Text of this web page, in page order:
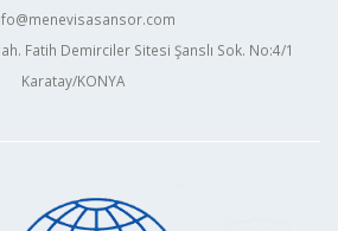
Fatih Demirciler Sitesi Şanslı Sok. No:4/1
Karatay/KONYA